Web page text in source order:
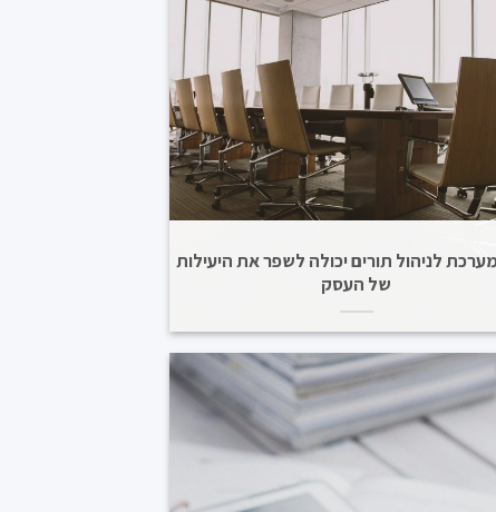
לניהול תורים יכולה לשפר את היעילות
של העסק